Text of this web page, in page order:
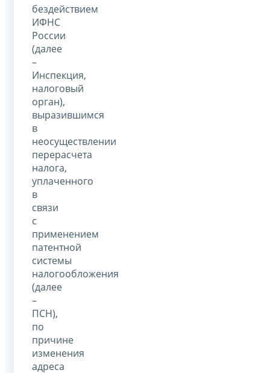
бездействием
ИФНС
России
(далее
–
Инспекция,
налоговый
орган),
выразившимся
в
неосуществлении
перерасчета
налога,
уплаченного
в
связи
с
применением
патентной
системы
налогообложения
(далее
–
ПСН),
по
причине
изменения
адреса